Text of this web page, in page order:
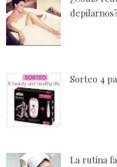
Sorteo 4
La rutina